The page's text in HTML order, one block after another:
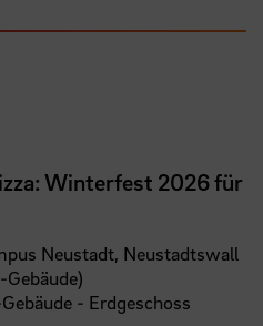
Winterfest 2026 für
Neustadt, Neustadtswall
Gebäude)
- Erdgeschoss